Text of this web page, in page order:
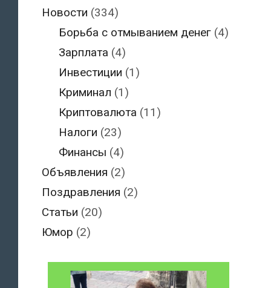
Новости (334)
Борьба с отмыванием денег (4)
Зарплата (4)
Инвестиции (1)
Криминал (1)
Криптовалюта (11)
Налоги (23)
Финансы (4)
Объявления (2)
Поздравления (2)
Статьи (20)
Юмор (2)